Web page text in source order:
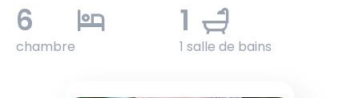
6
chambre
1
1 salle de bains